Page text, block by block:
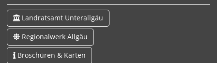
Landratsamt Unterallgäu
Regionalwerk Allgäu
Broschüren & Karten